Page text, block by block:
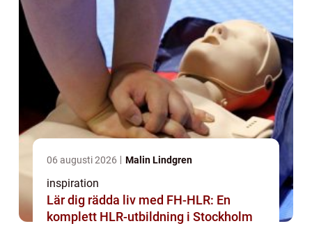
06 augusti 2026 Malin Lindgren
inspiration
Lär dig rädda liv med FH-HLR: En
komplett HLR-utbildning i Stockholm